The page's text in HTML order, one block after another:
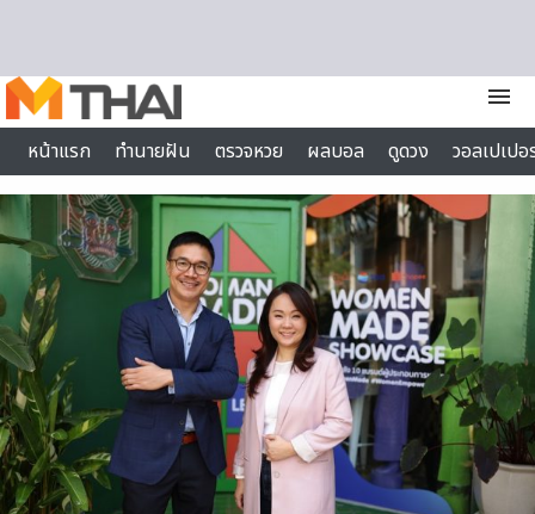
menu
หน้าแรก
ทำนายฝัน ตรวจหวย ผลบอล ดูดวง
วอลเปเป
ไลฟ์สไตล์